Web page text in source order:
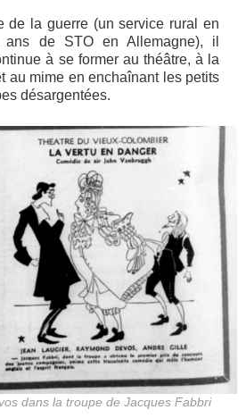
de la guerre (un service rural en
ans de STO en Allemagne), il
à se former au théâtre, à la
au mime en enchaînant les petits
désargentées.
dans la troupe de Jacques Fabbri